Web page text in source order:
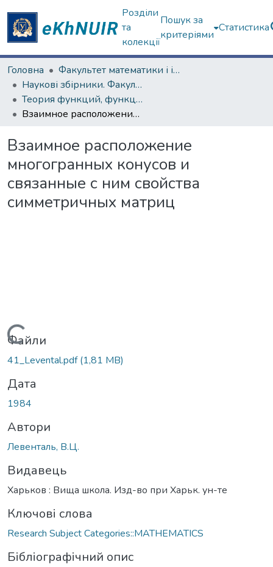
Розділи
та
колекції
Пошук за
критеріями
Статистика
Головна
Факультет математики і інформатики
Наукові збірники. Факультет математики і інформатики
Теория функций, функциональный анализ и их приложения (1965–1985 гг.)
Взаимное расположение многогранных конусов и связанные с ним свойства симметричных матриц
Взаимное расположение
многогранных конусов и
связанные с ним свойства
симметричных матриц
Вантажиться...
Файли
41_Levental.pdf(1,81 MB)
Дата
1984
Автори
Левенталь, В.Ц.
Видавець
Харьков : Вища школа. Изд-во при Харьк. ун-те
Ключові слова
Research Subject Categories::MATHEMATICS
Бібліографічний опис